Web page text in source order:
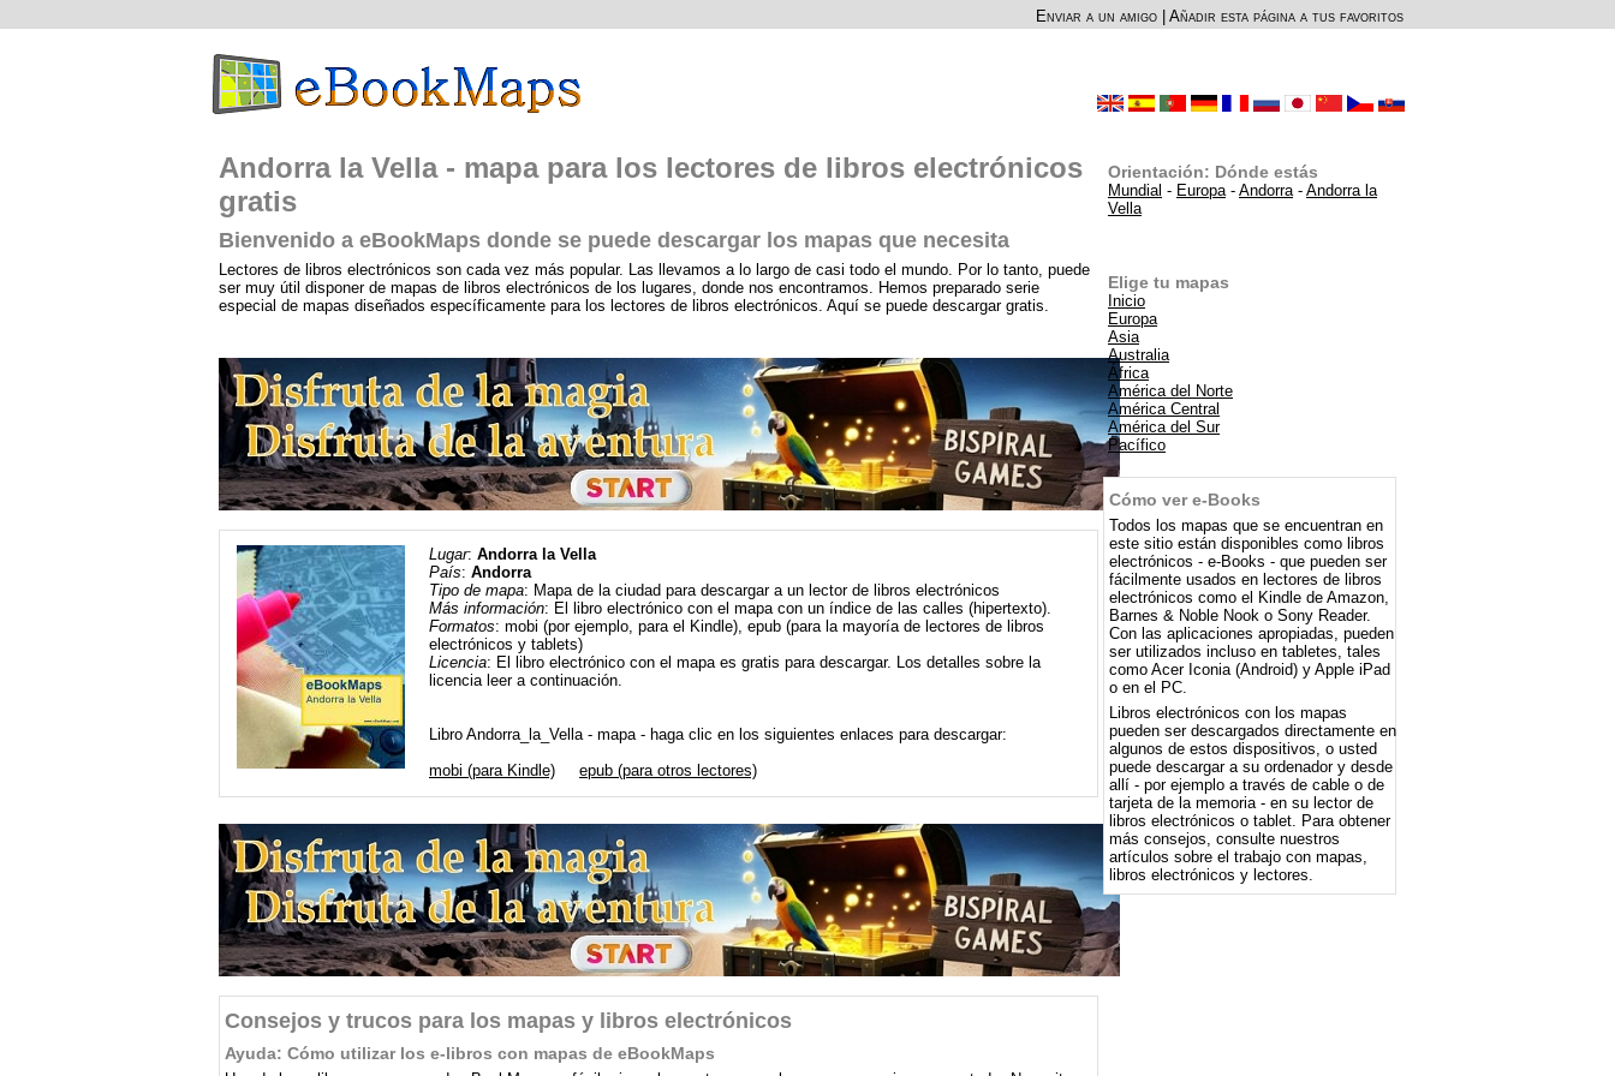
Enviar a un amigo Añadir esta página a tus favoritos
Andorra la Vella - mapa para los lectores de libros electrónicos
gratis
Bienvenido a eBookMaps donde se puede descargar los mapas que necesita
Lectores de libros electrónicos son cada vez más popular. Las llevamos a lo largo de casi todo el mundo. Por lo tanto, puede
ser muy útil disponer de mapas de libros electrónicos de los lugares, donde nos encontramos. Hemos preparado serie
especial de mapas diseñados específicamente para los lectores de libros electrónicos. Aquí se puede descargar gratis.
Lugar: Andorra la Vella
País: Andorra
Tipo de mapa: Mapa de la ciudad para descargar a un lector de libros electrónicos
Más información: El libro electrónico con el mapa con un índice de las calles (hipertexto).
Formatos: mobi (por ejemplo, para el Kindle), epub (para la mayoría de lectores de libros
electrónicos y tablets)
Licencia: El libro electrónico con el mapa es gratis para descargar. Los detalles sobre la
licencia leer a continuación.
Libro Andorra_la_Vella - mapa - haga clic en los siguientes enlaces para descargar:
mobi (para Kindle)
epub (para otros lectores)
Consejos y trucos para los mapas y libros electrónicos
Ayuda: Cómo utilizar los e-libros con mapas de eBookMaps
Orientación: Dónde estás
Mundial - Europa- Andorra- Andorra la
Vella
Elige tu mapas
Inicio
Europa
Asia
Australia
África
América del Norte
América Central
América del Sur
Pacífico
Cómo ver e-Books
Todos los mapas que se encuentran en
este sitio están disponibles como libros
electrónicos - e-Books - que pueden ser
fácilmente usados ​​en lectores de libros
electrónicos como el Kindle de Amazon,
Barnes & Noble Nook o Sony Reader.
Con las aplicaciones apropiadas, pueden
ser utilizados incluso en tabletes, tales
como Acer Iconia (Android) y Apple iPad
o en el PC.
Libros electrónicos con los mapas
pueden ser descargados directamente en
algunos de estos dispositivos, o usted
puede descargar a su ordenador y desde
allí - por ejemplo a través de cable o de
tarjeta de la memoria - en su lector de
libros electrónicos o tablet. Para obtener
más consejos, consulte nuestros
artículos sobre el trabajo con mapas,
libros electrónicos y lectores.